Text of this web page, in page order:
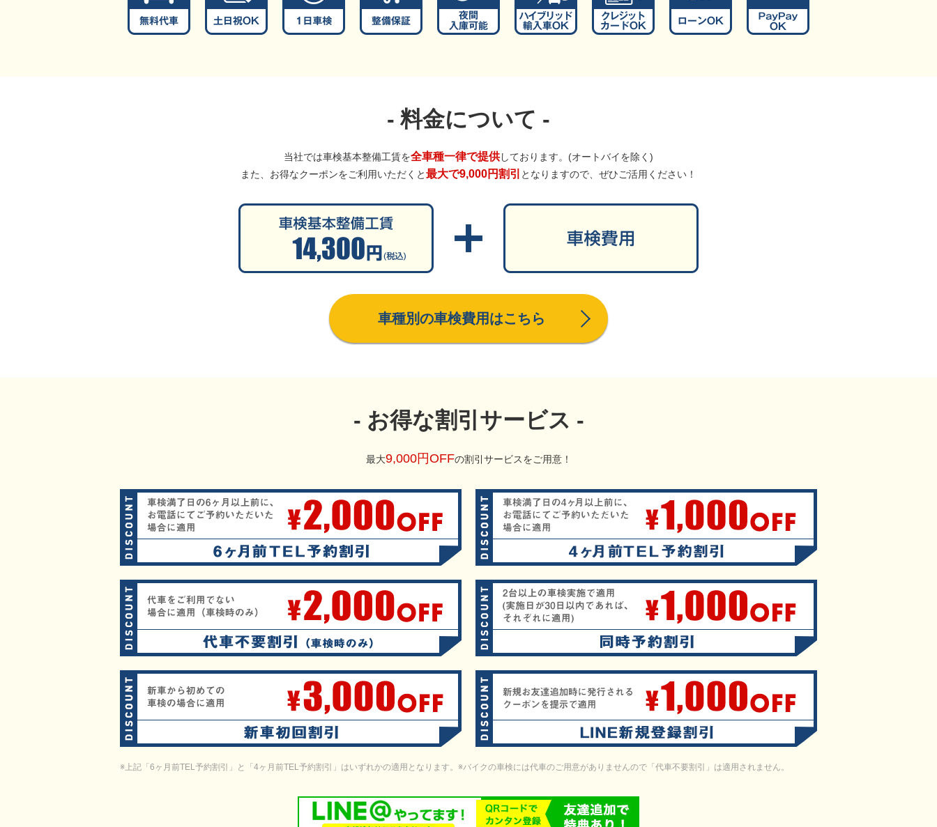
料金について
当社では車検基本整備工賃を全車種一律で提供しております。(オートバイを除く)
また、お得なクーポンをご利用いただくと最大で9,000円割引 となりますので、ぜひご活用ください！
車種別の車検費用はこちら
お得な割引サービス
最大9,000円OFFの割引サービスをご用意！
※上記「6ヶ月前TEL予約割引」と「4ヶ月前TEL予約割引」はいずれかの適用となります。※バイクの車検には代車のご用意がありませんので「代車不要割引」は適用されません。